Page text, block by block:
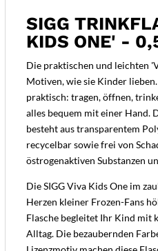
SIGG
KIDS ONE' -
Die praktischen und leichten
Motiven, wie sie Kinder
praktisch: tragen, öffnen,
alles bequem mit einer Hand.
besteht aus transparentem
recycelbar sowie frei von
östrogenaktiven Substanzen
Die SIGG Viva Kids One im
Herzen kleiner Frozen-Fans
Flasche begleitet Ihr Kind mit
Alltag. Die bezaubernden